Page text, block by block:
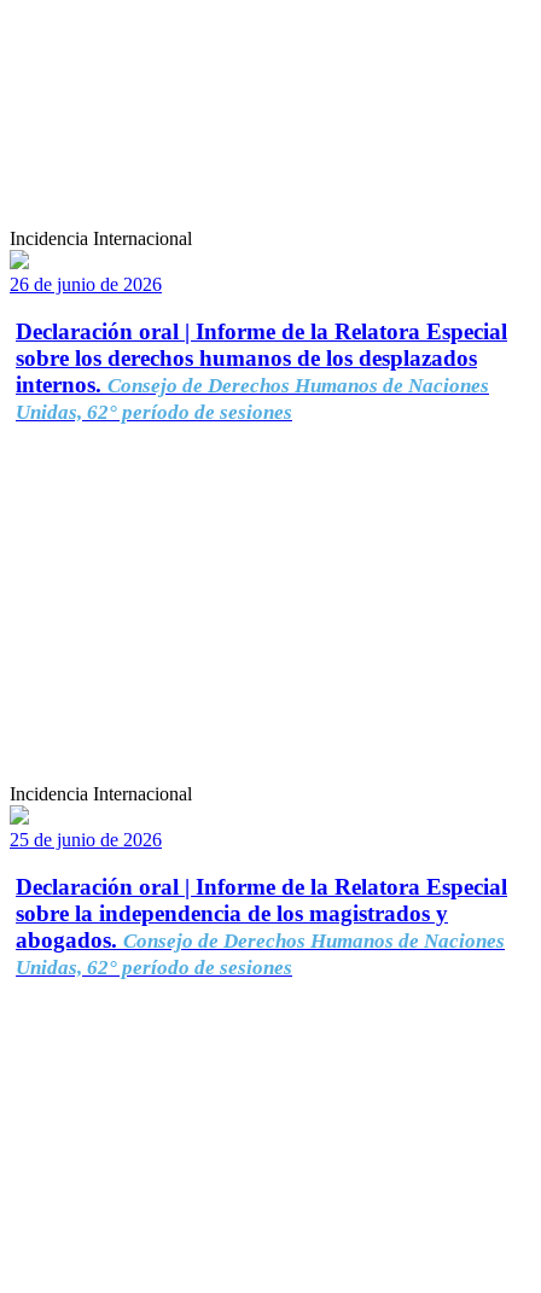
Incidencia Internacional
26 de junio de 2026
Declaración oral | Informe de la Relatora Especial
sobre los derechos humanos de los desplazados
internos. Consejo de Derechos Humanos de Naciones
Unidas, 62° período de sesiones
Incidencia Internacional
25 de junio de 2026
Declaración oral | Informe de la Relatora Especial
sobre la independencia de los magistrados y
abogados. Consejo de Derechos Humanos de Naciones
Unidas, 62° período de sesiones